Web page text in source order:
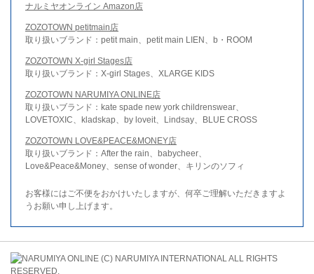
ナルミヤオンライン Amazon店
ZOZOTOWN petitmain店
取り扱いブランド：petit main、petit main LIEN、b・ROOM
ZOZOTOWN X-girl Stages店
取り扱いブランド：X-girl Stages、XLARGE KIDS
ZOZOTOWN NARUMIYA ONLINE店
取り扱いブランド：kate spade new york childrenswear、
LOVETOXIC、kladskap、by loveit、Lindsay、BLUE CROSS
ZOZOTOWN LOVE&PEACE&MONEY店
取り扱いブランド：After the rain、babycheer、
Love&Peace&Money、sense of wonder、キリンのソフィ
お客様にはご不便をおかけいたしますが、何卒ご理解いただきますよ
うお願い申し上げます。